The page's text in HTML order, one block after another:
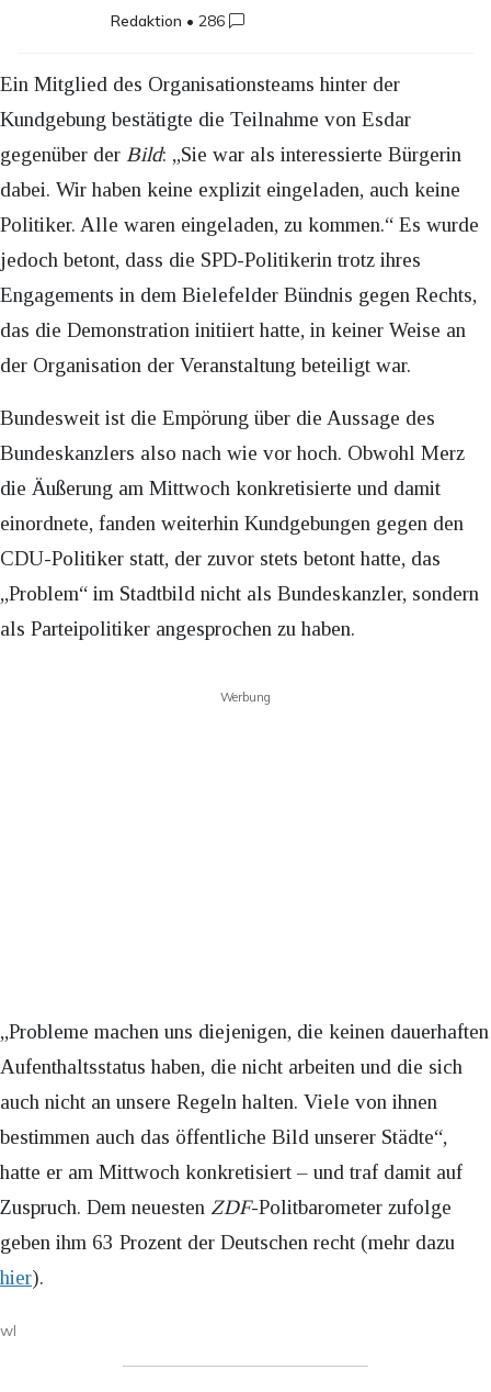
Redaktion •286
Ein Mitglied des Organisationsteams hinter der
Kundgebung bestätigte die Teilnahme von Esdar
gegenüber der Bild: „Sie war als interessierte Bürgerin
dabei. Wir haben keine explizit eingeladen, auch keine
Politiker. Alle waren eingeladen, zu kommen.“ Es wurde
jedoch betont, dass die SPD-Politikerin trotz ihres
Engagements in dem Bielefelder Bündnis gegen Rechts,
das die Demonstration initiiert hatte, in keiner Weise an
der Organisation der Veranstaltung beteiligt war.
Bundesweit ist die Empörung über die Aussage des
Bundeskanzlers also nach wie vor hoch. Obwohl Merz
die Äußerung am Mittwoch konkretisierte und damit
einordnete, fanden weiterhin Kundgebungen gegen den
CDU-Politiker statt, der zuvor stets betont hatte, das
„Problem“ im Stadtbild nicht als Bundeskanzler, sondern
als Parteipolitiker angesprochen zu haben.
Werbung
„Probleme machen uns diejenigen, die keinen dauerhaften
Aufenthaltsstatus haben, die nicht arbeiten und die sich
auch nicht an unsere Regeln halten. Viele von ihnen
bestimmen auch das öffentliche Bild unserer Städte“,
hatte er am Mittwoch konkretisiert – und traf damit auf
Zuspruch. Dem neuesten ZDF-Politbarometer zufolge
geben ihm 63 Prozent der Deutschen recht (mehr dazu
hier).
wl